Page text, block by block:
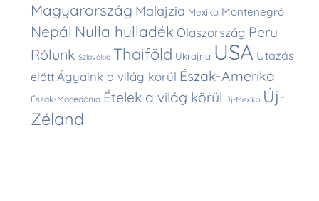
Magyarország Malajzia Mexikó Montenegró
Nepál Nulla hulladék Olaszország Peru
Rólunk Szlovákia Thaiföld Ukrajna USA Utazás
előtt Ágyaink a világ körül Észak-Amerika
Észak-Macedónia Ételek a világ körül Új-Mexikó Új-
Zéland